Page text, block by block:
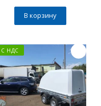
В корзину
С НДС